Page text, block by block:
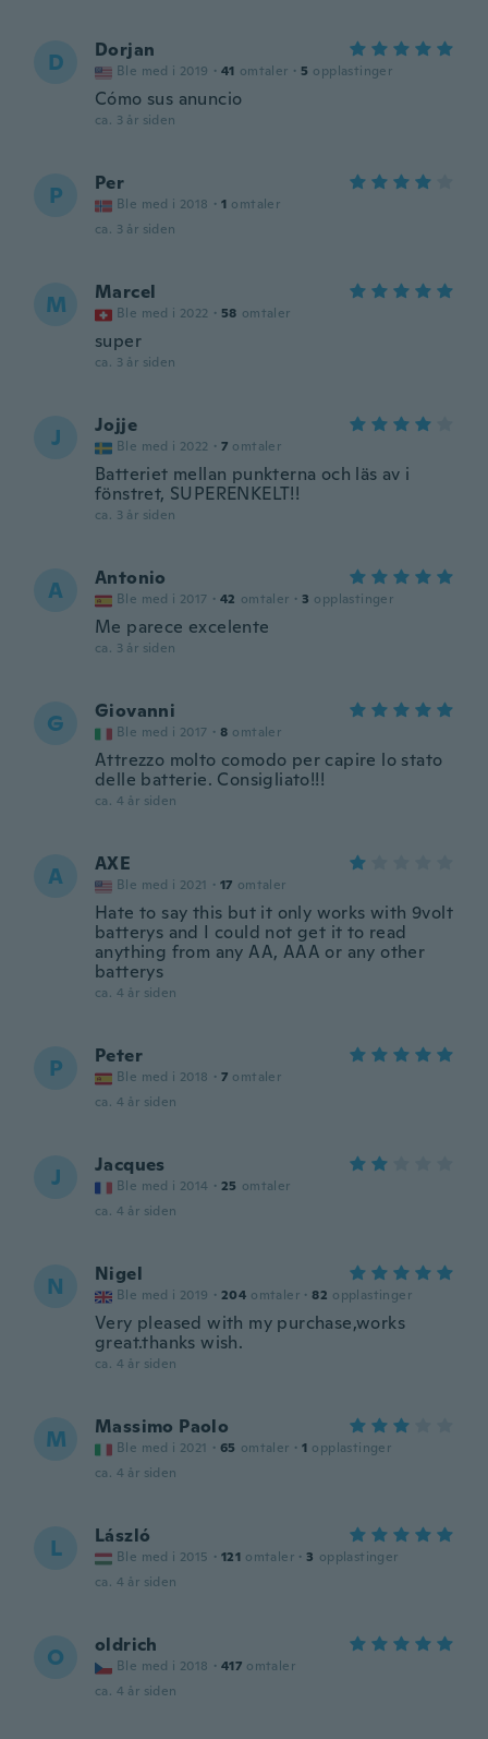
D Dorjan
Ble med i 2019 · 41 omtaler · 5 opplastinger
Cómo sus anuncio
ca. 3 år siden
P Per
Ble med i 2018 · 1 omtaler
ca. 3 år siden
M Marcel
Ble med i 2022 · 58 omtaler
super
ca. 3 år siden
J Jojje
Ble med i 2022 · 7 omtaler
Batteriet mellan punkterna och läs av i
fönstret, SUPERENKELT!!
ca. 3 år siden
A Antonio
Ble med i 2017 · 42 omtaler · 3 opplastinger
Me parece excelente
ca. 3 år siden
G Giovanni
Ble med i 2017 · 8 omtaler
Attrezzo molto comodo per capire lo stato
delle batterie. Consigliato!!!
ca. 4 år siden
A AXE
Ble med i 2021 · 17 omtaler
Hate to say this but it only works with 9volt
batterys and I could not get it to read
anything from any AA, AAA or any other
batterys
ca. 4 år siden
P Peter
Ble med i 2018 · 7 omtaler
ca. 4 år siden
J Jacques
Ble med i 2014 · 25 omtaler
ca. 4 år siden
N Nigel
Ble med i 2019 · 204 omtaler · 82 opplastinger
Very pleased with my purchase,works
great.thanks wish.
ca. 4 år siden
M Massimo Paolo
Ble med i 2021 · 65 omtaler · 1 opplastinger
ca. 4 år siden
L László
Ble med i 2015 · 121 omtaler · 3 opplastinger
ca. 4 år siden
O oldrich
Ble med i 2018 · 417 omtaler
ca. 4 år siden